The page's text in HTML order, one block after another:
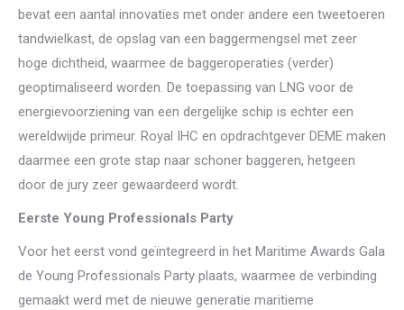
bevat een aantal innovaties met onder andere een tweetoeren
tandwielkast, de opslag van een baggermengsel met zeer
hoge dichtheid, waarmee de baggeroperaties (verder)
geoptimaliseerd worden. De toepassing van LNG voor de
energievoorziening van een dergelijke schip is echter een
wereldwijde primeur. Royal IHC en opdrachtgever DEME maken
daarmee een grote stap naar schoner baggeren, hetgeen
door de jury zeer gewaardeerd wordt.
Eerste Young Professionals Party
Voor het eerst vond geïntegreerd in het Maritime Awards Gala
de Young Professionals Party plaats, waarmee de verbinding
gemaakt werd met de nieuwe generatie maritieme